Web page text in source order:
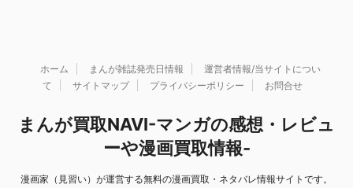
ホーム まんが雑誌発売日情報
運営者情報/当サイトについ
て
サイトマップ プライバシーポリシー お問合せ
まんが買取NAVI-マンガの感想・レビュ
ーや漫画買取情報-
漫画家（見習い）が運営する無料の漫画買取・ネタバレ情報サイトです。